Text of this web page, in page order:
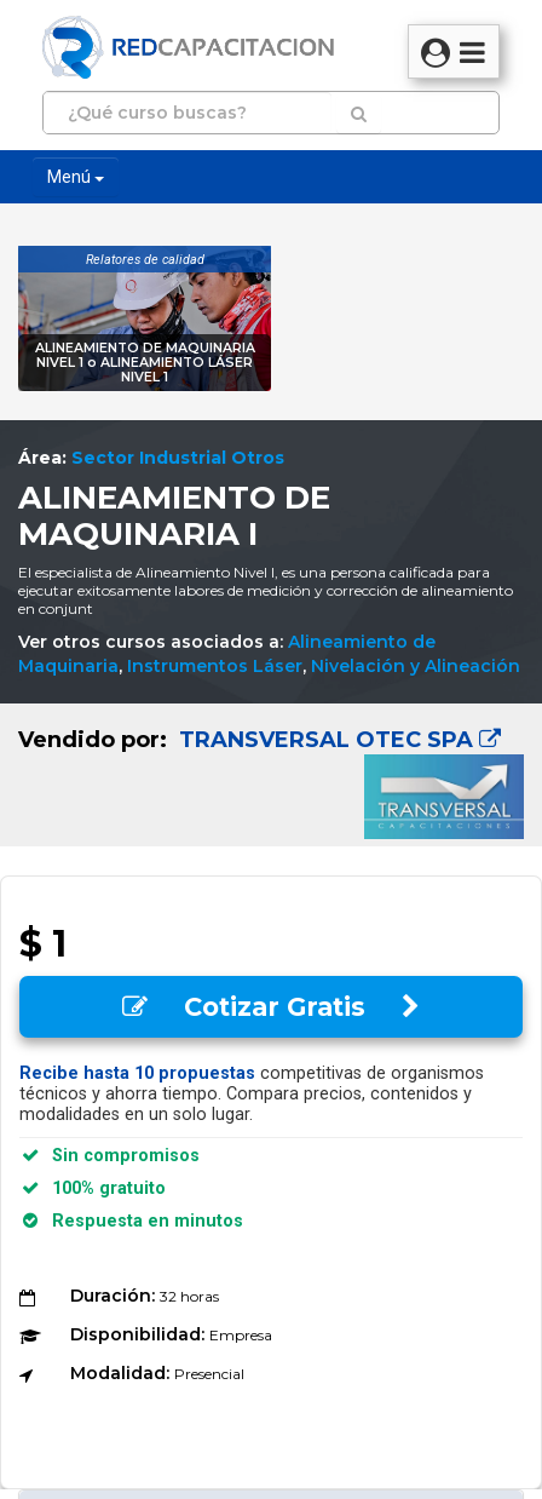
Menú
Relatores de calidad
ALINEAMIENTO DE MAQUINARIA
NIVEL 1 o ALINEAMIENTO LÁSER
NIVEL 1
Área: Sector Industrial Otros
ALINEAMIENTO DE
MAQUINARIA I
El especialista de Alineamiento Nivel I, es una persona calificada para
ejecutar exitosamente labores de medición y corrección de alineamiento
en conjunt
Ver otros cursos asociados a: Alineamiento de
Maquinaria, Instrumentos Láser, Nivelación y Alineación
Vendido por: TRANSVERSAL OTEC SPA
$ 1
Cotizar Gratis
Recibe hasta 10 propuestas competitivas de organismos
técnicos y ahorra tiempo. Compara precios, contenidos y
modalidades en un solo lugar.
Sin compromisos
100% gratuito
Respuesta en minutos
Duración: 32 horas
Disponibilidad: Empresa
Modalidad: Presencial